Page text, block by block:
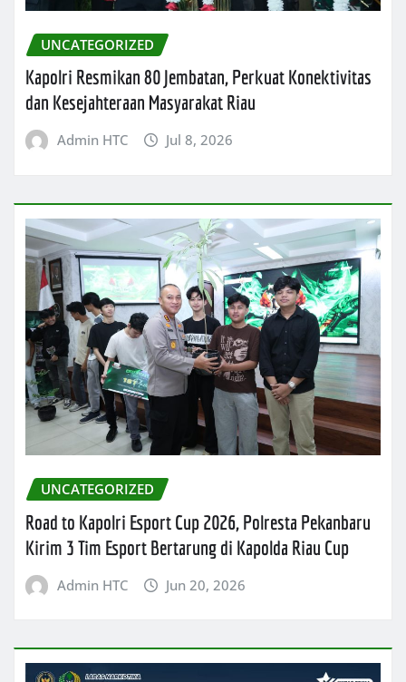
UNCATEGORIZED
Kapolri Resmikan 80 Jembatan, Perkuat Konektivitas
dan Kesejahteraan Masyarakat Riau
Admin HTC Jul 8, 2026
UNCATEGORIZED
Road to Kapolri Esport Cup 2026, Polresta Pekanbaru
Kirim 3 Tim Esport Bertarung di Kapolda Riau Cup
Admin HTC Jun 20, 2026